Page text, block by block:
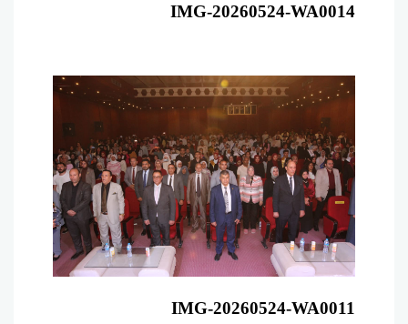
IMG-20260524-WA0014
IMG-20260524-WA0011